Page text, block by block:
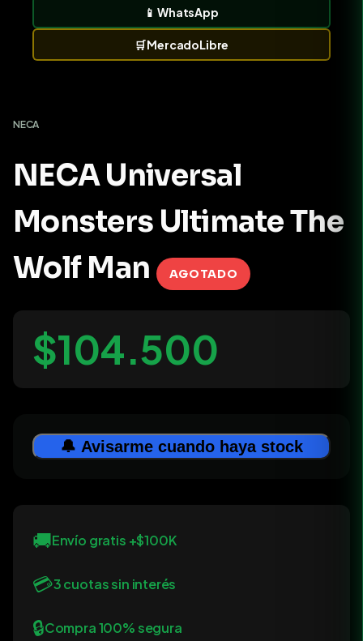
📱WhatsApp
🛒MercadoLibre
NECA
NECA Universal
Monsters Ultimate The
Wolf Man
AGOTADO
$104.500
🔔 Avisarme cuando haya stock
🚚Envío gratis +$100K
💳3 cuotas sin interés
🔒Compra 100% segura